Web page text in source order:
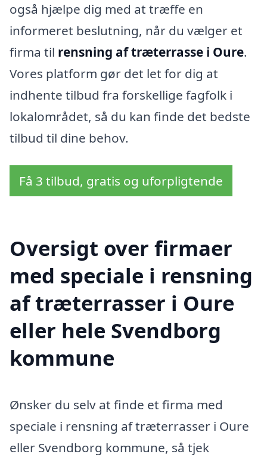
også hjælpe dig med at træffe en
informeret beslutning, når du vælger et
firma til rensning af træterrasse i Oure.
Vores platform gør det let for dig at
indhente tilbud fra forskellige fagfolk i
lokalområdet, så du kan finde det bedste
tilbud til dine behov.
Få 3 tilbud, gratis og uforpligtende
Oversigt over firmaer
med speciale i rensning
af træterrasser i Oure
eller hele Svendborg
kommune
Ønsker du selv at finde et firma med
speciale i rensning af træterrasser i Oure
eller Svendborg kommune, så tjek